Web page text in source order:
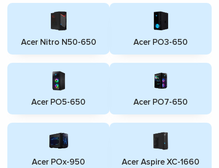
Acer Nitro N50-650 Acer PO3-650
Acer PO5-650 Acer PO7-650
Acer POx-950 Acer Aspire XC-1660